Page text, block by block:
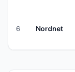
6 Nordnet